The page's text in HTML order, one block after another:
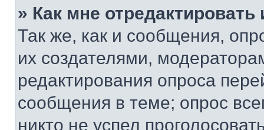
» Как мне
Так же, как и сообщения,
их создателями,
редактирования опроса
сообщения в теме; опрос
никто не успел